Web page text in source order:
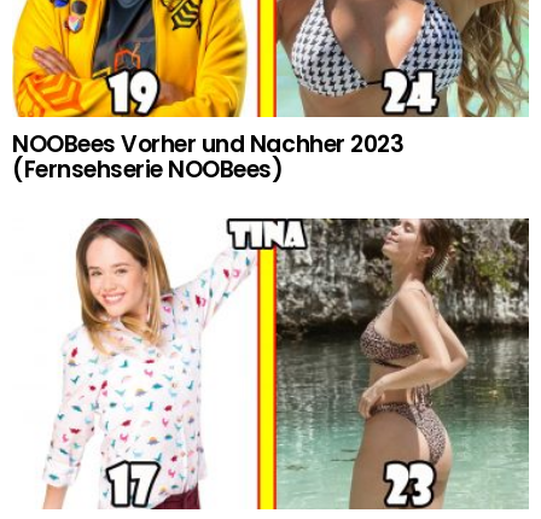
NOOBees Vorher und Nachher 2023
(Fernsehserie NOOBees)